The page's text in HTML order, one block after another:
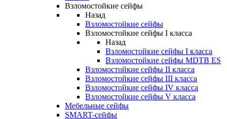
Взломостойкие сейфы
Назад
Взломостойкие сейфы
Взломостойкие сейфы I класса
Назад
Взломостойкие сейфы I класса
Взломостойкие сейфы MDTB ES
Взломостойкие сейфы II класса
Взломостойкие сейфы III класса
Взломостойкие сейфы IV класса
Взломостойкие сейфы V класса
Мебельные сейфы
SMART-сейфы